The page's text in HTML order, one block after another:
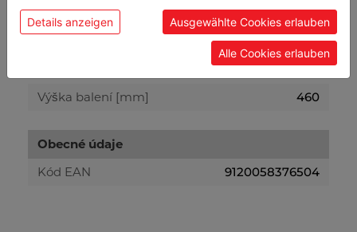
Přepravní rozměry
760
840
Výška balení [mm]
460
Obecné údaje
Kód EAN
9120058376504
Details anzeigen Ausgewählte Cookies erlauben
Alle Cookies erlauben